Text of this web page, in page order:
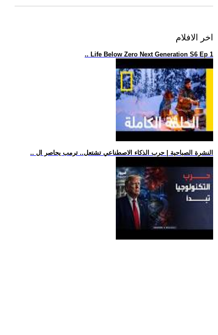
اخر الافلام
.. Life Below Zero Next Generation S6 Ep 1
.. النشرة الصباحية | حرب الذكاء الاصطناعي تشتعل.. ترمب يحاصر ال